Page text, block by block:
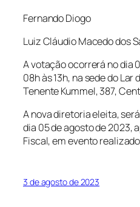
Fernando Diogo
Luiz Cláudio Macedo dos
A votação ocorrerá no dia
08h às 13h, na sede do Lar
Tenente Kummel, 387,
A nova diretoria eleita,
dia 05 de agosto de 2023,
Fiscal, em evento
3 de agosto de 2023